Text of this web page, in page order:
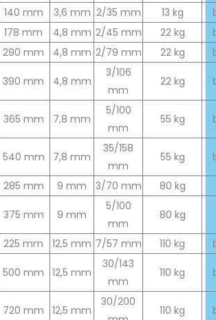
140 mm 3,6 mm 2/35 mm 13 kg
178 mm 4,8 mm 2/45 mm 22 kg
290 mm 4,8 mm 2/79 mm 22 kg
390 mm 4,8 mm
3/106
mm
22 kg
365 mm 7,8 mm
5/100
mm
55 kg
540 mm 7,8 mm
35/158
mm
55 kg
285 mm 9 mm 3/70 mm 80 kg
375 mm 9 mm
5/100
mm
80 kg
225 mm 12,5 mm 7/57 mm 110 kg
500 mm 12,5 mm
30/143
mm
110 kg
720 mm 12,5 mm
30/200
110 kg